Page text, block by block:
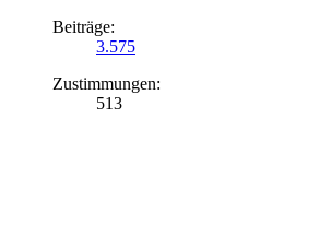
Beiträge:
3.575
Zustimmungen:
513